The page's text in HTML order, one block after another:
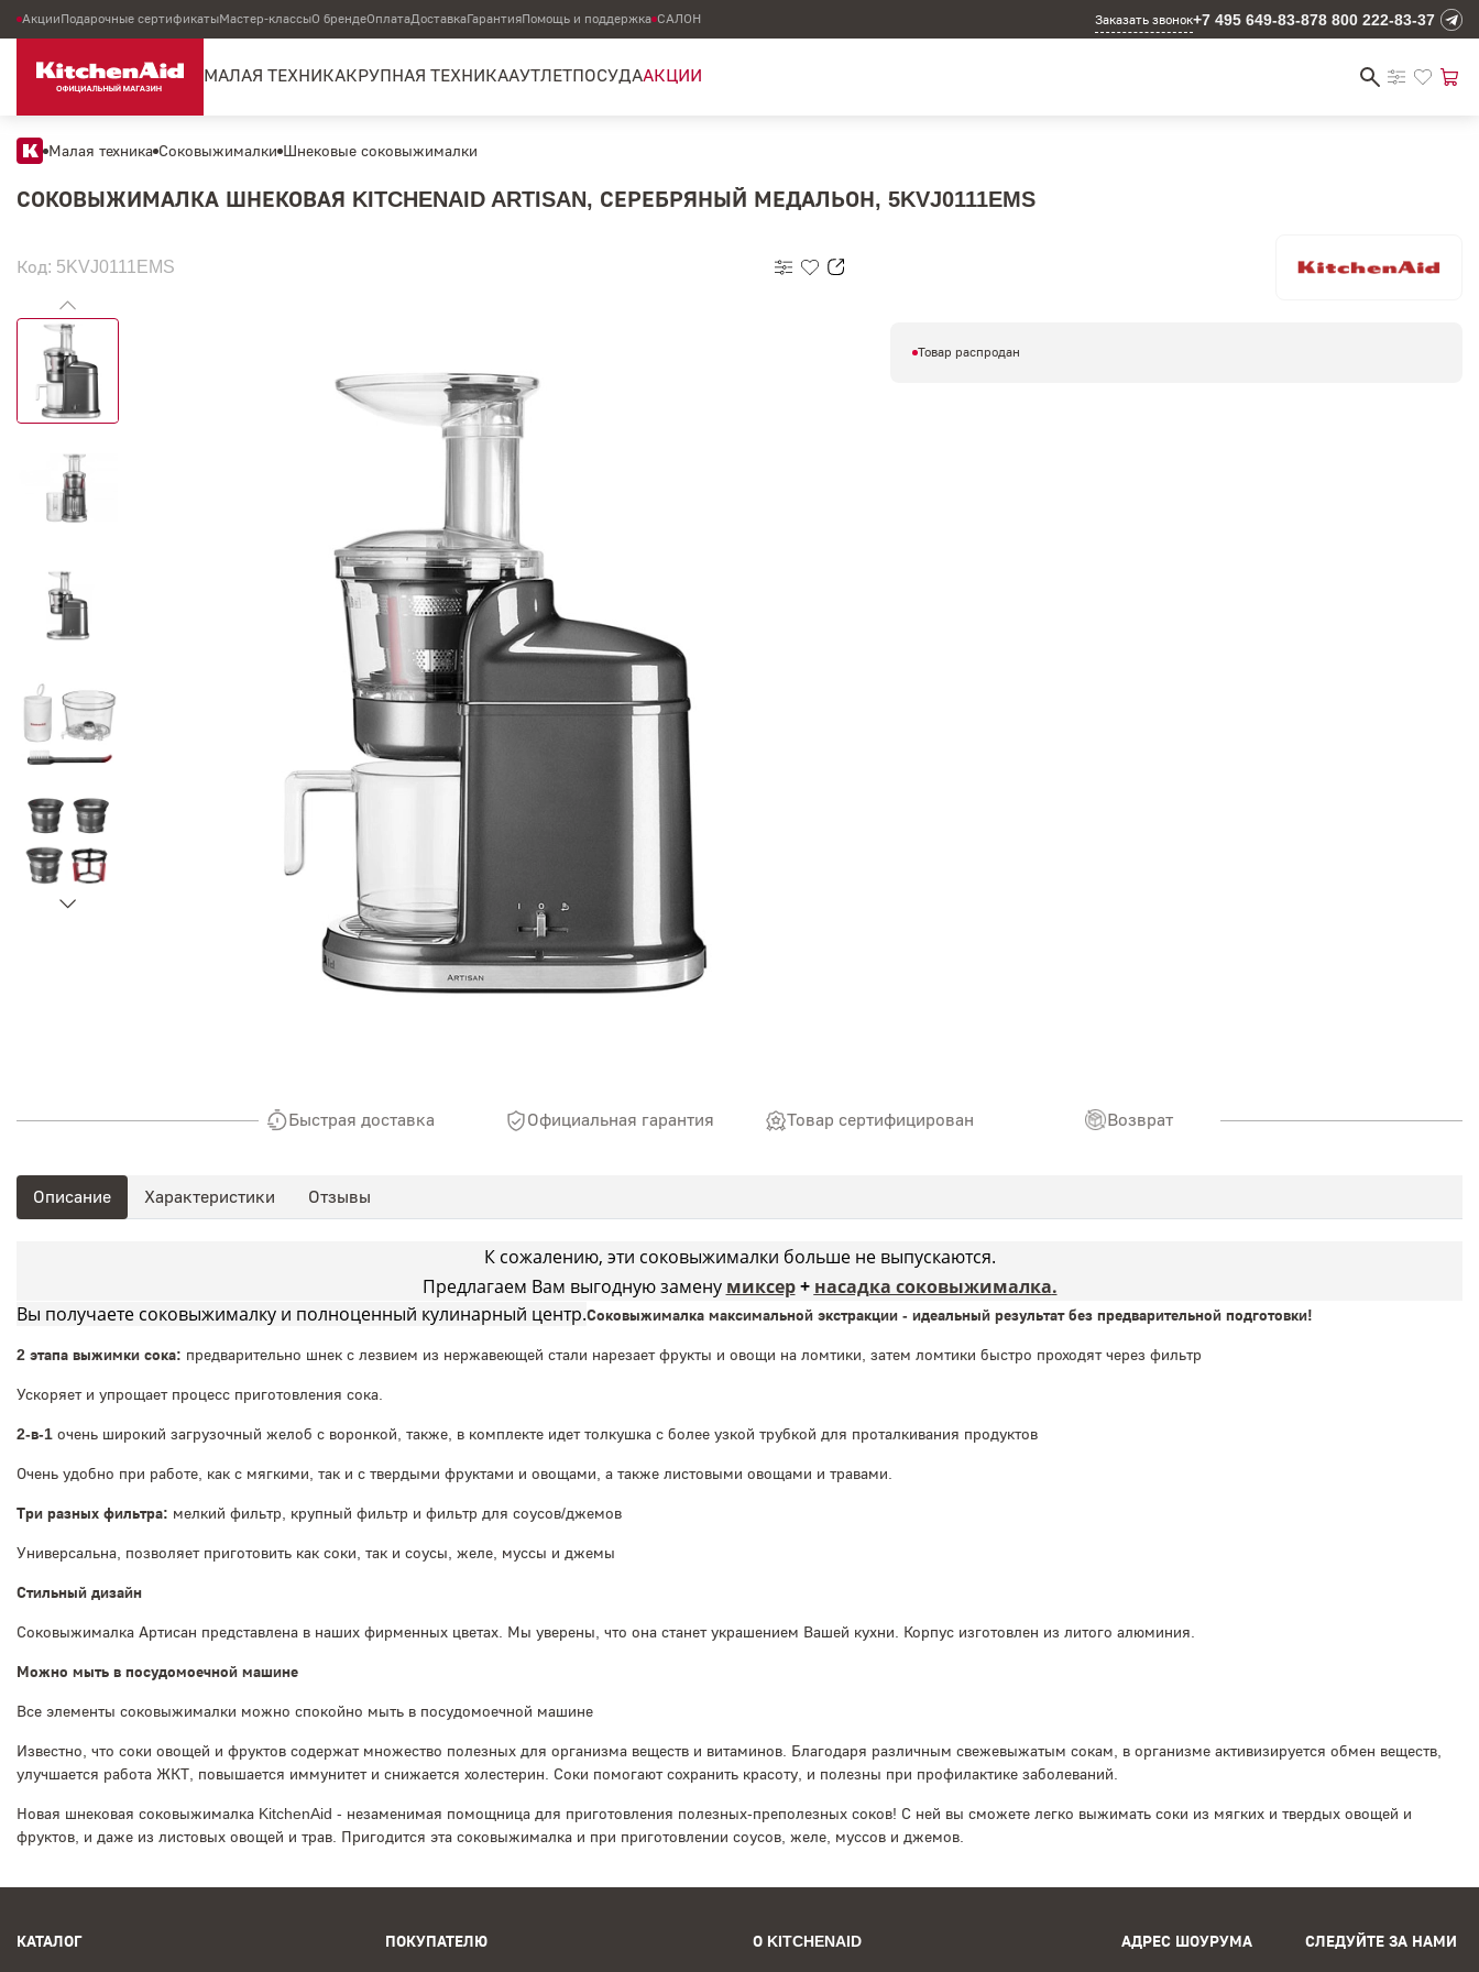
АкцииПодарочные сертификатыМастер-классыО брендеОплатаДоставкаГарантияПомощь и поддержка САЛОН Заказать звонок+7 495 649-83-878 800 222-83-37
МАЛАЯ ТЕХНИКАКРУПНАЯ ТЕХНИКААУТЛЕТПОСУДААКЦИИ
Малая техника Соковыжималки Шнековые соковыжималки
СОКОВЫЖИМАЛКА ШНЕКОВАЯ KITCHENAID ARTISAN, СЕРЕБРЯНЫЙ МЕДАЛЬОН, 5KVJ0111EMS
Код: 5KVJ0111EMS
Товар распродан
Быстрая доставка Официальная гарантия Товар сертифицирован Возврат
Описание Характеристики Отзывы
К сожалению, эти соковыжималки больше не выпускаются.
Предлагаем Вам выгодную замену миксер+ насадка соковыжималка.
Вы получаете соковыжималку и полноценный кулинарный центр.Соковыжималка максимальной экстракции - идеальный результат без предварительной подготовки!
2 этапа выжимки сока: предварительно шнек с лезвием из нержавеющей стали нарезает фрукты и овощи на ломтики, затем ломтики быстро проходят через фильтр
Ускоряет и упрощает процесс приготовления сока.
2-в-1 очень широкий загрузочный желоб с воронкой, также, в комплекте идет толкушка с более узкой трубкой для проталкивания продуктов
Очень удобно при работе, как с мягкими, так и с твердыми фруктами и овощами, а также листовыми овощами и травами.
Три разных фильтра: мелкий фильтр, крупный фильтр и фильтр для соусов/джемов
Универсальна, позволяет приготовить как соки, так и соусы, желе, муссы и джемы
Стильный дизайн
Соковыжималка Артисан представлена в наших фирменных цветах. Мы уверены, что она станет украшением Вашей кухни. Корпус изготовлен из литого алюминия.
Можно мыть в посудомоечной машине
Все элементы соковыжималки можно спокойно мыть в посудомоечной машине
Известно, что соки овощей и фруктов содержат множество полезных для организма веществ и витаминов. Благодаря различным свежевыжатым сокам, в организме активизируется обмен веществ,
улучшается работа ЖКТ, повышается иммунитет и снижается холестерин. Соки помогают сохранить красоту, и полезны при профилактике заболеваний.
Новая шнековая соковыжималка KitchenAid - незаменимая помощница для приготовления полезных-преполезных соков! С ней вы сможете легко выжимать соки из мягких и твердых овощей и
фруктов, и даже из листовых овощей и трав. Пригодится эта соковыжималка и при приготовлении соусов, желе, муссов и джемов.
КАТАЛОГ ПОКУПАТЕЛЮ О KITCHENAID АДРЕС ШОУРУМА СЛЕДУЙТЕ ЗА НАМИ